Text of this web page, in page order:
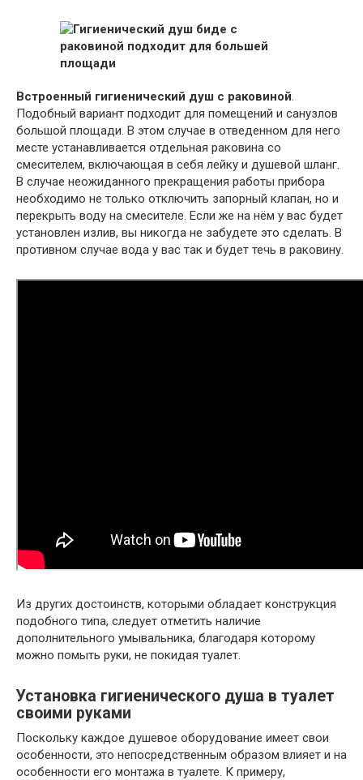
Встроенный гигиенический душ с раковиной
Подобный вариант подходит для помещений и санузлов
большой площади. В этом случае в отведенном для него
месте устанавливается отдельная раковина со
смесителем, включающая в себя лейку и душевой шланг.
В случае неожиданного прекращения работы прибора
необходимо не только отключить запорный клапан, но и
перекрыть воду на смесителе. Если же на нём у вас будет
установлен излив, вы никогда не забудете это сделать. В
противном случае вода у вас так и будет течь в раковину.
Из других достоинств, которыми обладает конструкция
подобного типа, следует отметить наличие
дополнительного умывальника, благодаря которому
можно помыть руки, не покидая туалет.
Установка гигиенического душа в туалет
своими руками
Поскольку каждое душевое оборудование имеет свои
особенности, это непосредственным образом влияет и на
особенности его монтажа в туалете. К примеру,